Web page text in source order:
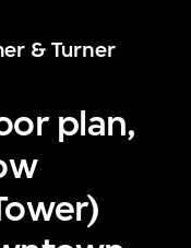
& Turner
plan,